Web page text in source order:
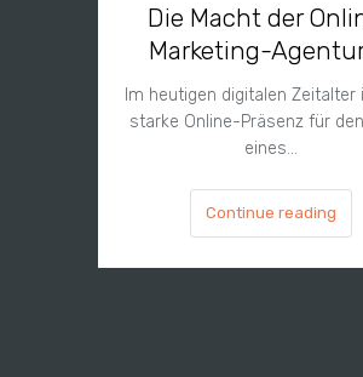
Die Macht der
Marketing-
Im heutigen digitalen Zeitalter
starke Online-Präsenz für
eines…
Continue reading